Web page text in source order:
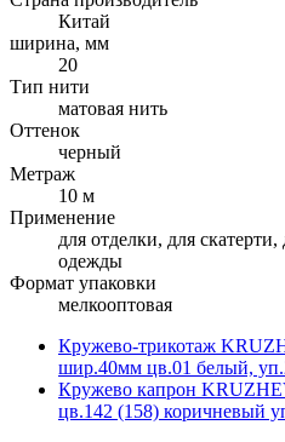
Китай
ширина, мм
20
Тип нити
матовая нить
Оттенок
черный
Метраж
10 м
Применение
для отделки, для
одежды
Формат упаковки
мелкооптовая
Кружево-трикотаж
шир.40мм цв.01 белый,
Кружево капрон
цв.142 (158) коричневый